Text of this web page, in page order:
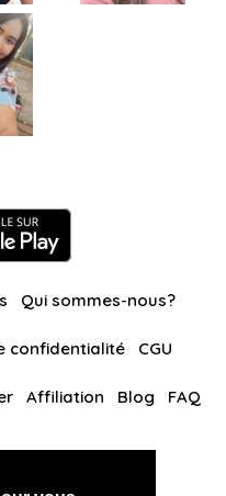
Qui sommes-nous?
confidentialité CGU
Affiliation Blog FAQ